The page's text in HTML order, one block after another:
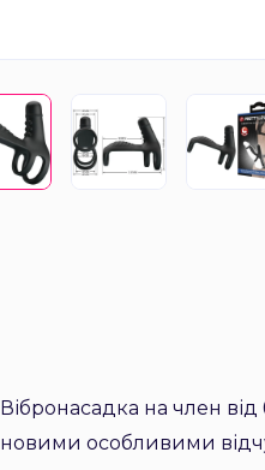
Вібронасадка на член
новими особливими